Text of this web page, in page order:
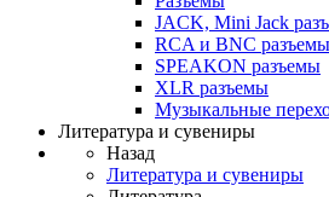
JACK, Mini Jack
RCA и BNC разъемы
SPEAKON разъемы
XLR разъемы
Музыкальные
Литература и сувениры
Назад
Литература и сувениры